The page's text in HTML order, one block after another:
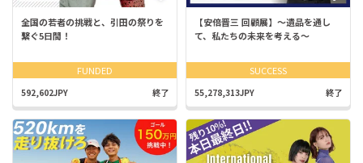
全国の若者の挑戦と、引田の祭りを
繋ぐ5日間！
FUNDED
592,602JPY 終了
【安倍晋三 回顧展】～遺品を通し
て、私たちの未来を考える～
SUCCESS
55,278,313JPY 終了